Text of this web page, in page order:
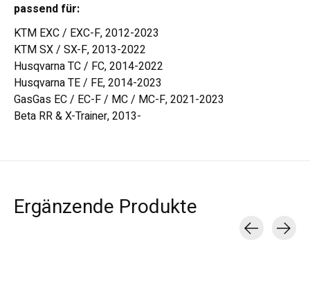
passend für:
KTM EXC / EXC-F, 2012-2023
KTM SX / SX-F, 2013-2022
Husqvarna TC / FC, 2014-2022
Husqvarna TE / FE, 2014-2023
GasGas EC / EC-F / MC / MC-F, 2021-2023
Beta RR & X-Trainer, 2013-
Ergänzende Produkte